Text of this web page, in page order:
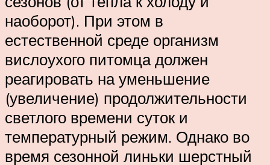
наоборот). При этом в
естественной среде организм
вислоухого питомца должен
реагировать на уменьшение
(увеличение) продолжительности
светлого времени суток и
температурный режим. Однако во
время сезонной линьки шерстный